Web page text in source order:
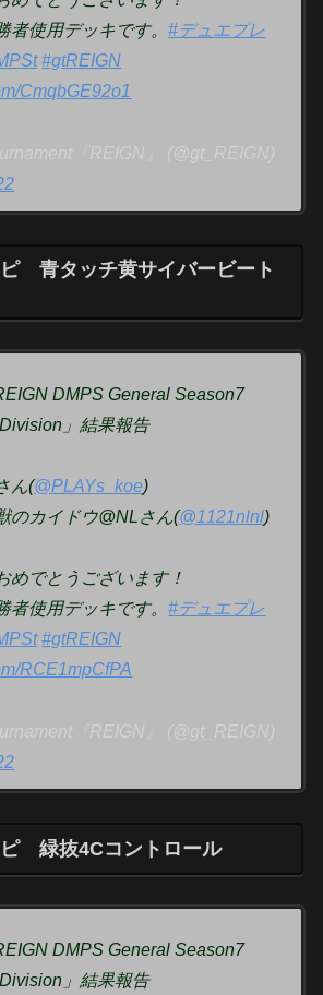
者使用デッキです。#デュエプレ
#gtREIGN
CmqbGE92o1
『REIGN』 (@gt_REIGN)
青タッチ黄サイバービート
DMPS General Season7
」結果報告
ん(@PLAYs_koe)
のカイドウ@NLさん(@1121nlnl)
めでとうございます！
者使用デッキです。#デュエプレ
#gtREIGN
RCE1mpCfPA
『REIGN』 (@gt_REIGN)
緑抜4Cコントロール
DMPS General Season7
」結果報告